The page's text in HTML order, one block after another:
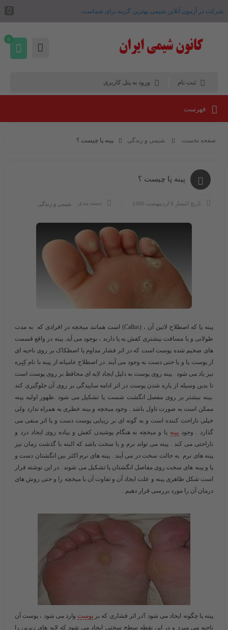
شرکت در آزمون آنلاین شیمی بهترین گزینه برای شماست .
ثبت نام ورود به پنل کاربری
0
فهرست
صفحه نخست شیمی و زندگی پینه پا چیست ؟
پینه پا چیست ؟
تاریخ انتشار 6 اردیبهشت 1400 دسته بندی شیمی و زندگی
پینه پا
که اصطلاح لاتین آن ، (Callus) است همانند میخچه در افرادی که به مدت
طولانی و یا مسافت بیشتری کفش به پا دارند ، بوجود می آید. پینه در واقع قسمت
های ضخیم شده پوست است که در اثر فشار مداوم یا اصطکاک بر روی ناحیه ای
از پوست پا و یا حتی دست به وجود ‌می آیند. در اصطلاح عامیانه از پینه با نام کِبِره
نیز یاد می شود . پینه روی پوست به دلیل ایجاد لایه ای محافظ بر روی پوست است
تا بدین وسیله از پاره شدن پوست در اثر ادامه ساییدگی بر روی آن جلوگیری کند
.پینه بیشتر بر روی مفصل انگشت شست پا تشکیل می شود .ظهور اولیه پینه
ممکن است به صورت تاول باشد . وجود میخچه و پینه خطری به همراه ندارد ولی
خیلی ناراحت کننده است و به گونه ای بر زیبایی پوست دست و پا اثر منفی می
گذارد . وجود پینه پا و میخچه به هنگام پوشیدن کفش و پیاده روی ایجاد درد و
ناراحتی می کند . پینه می تواند نرم و یا سخت باشد که البته با گذشت زمان نیز
پینه های نرم به حالت سخت در می آیند . پینه های نرم اکثر بین انگشتان دست و
پا و پینه های سخت روی مفاصل انگشتان پا تشکیل می شوند . در این نوشته قرار
است شکل ظاهری پینه و علت ایجاد آن و تفاوت آن با میخچه را و حتی روش های
درمان آن را مورد بررسی قرار دهیم .
پینه پا چگونه ایجاد می شود ؟در اثر فشاری که بر پوست وارد می شود ، پوست آن
ناحیه می میرد و در این نقطه سطح سختی ایجاد می شود که لایه های زیرین را